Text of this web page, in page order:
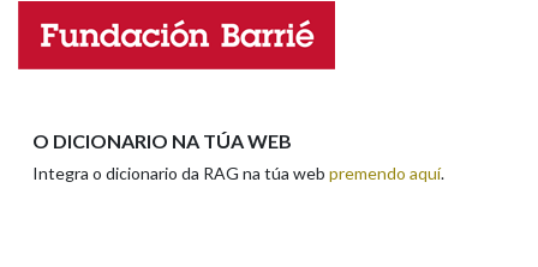
Nome
O DICIONARIO NA TÚA WEB
Integra o dicionario da RAG na túa web premendo aquí.